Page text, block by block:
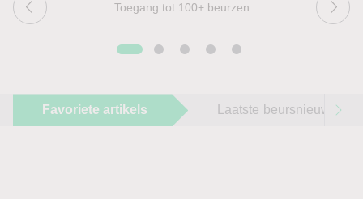
Toegang tot 100+ beurzen
Favoriete artikels Laatste beursnieuws